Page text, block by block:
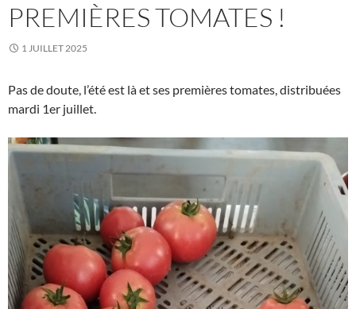
PREMIÈRES TOMATES !
1 JUILLET 2025
Pas de doute, l’été est là et ses premières tomates, distribuées
mardi 1er juillet.